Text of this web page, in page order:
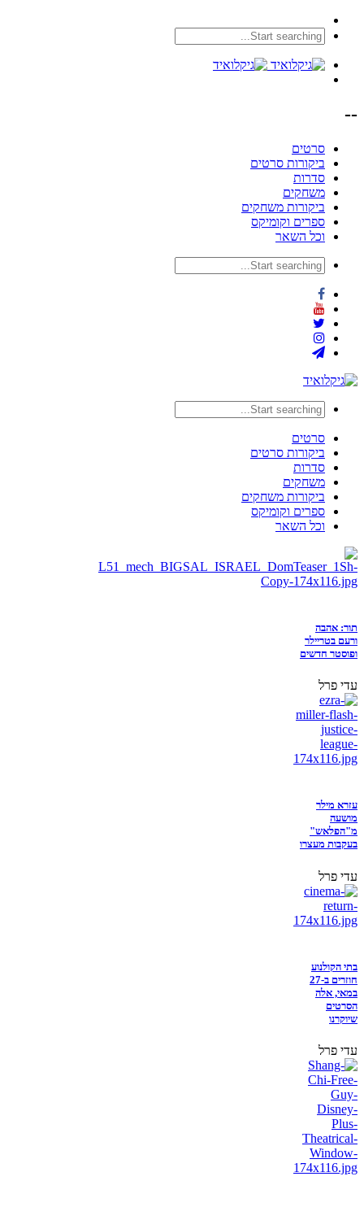
--
סרטים
ביקורות סרטים
סדרות
משחקים
ביקורות משחקים
ספרים וקומיקס
וכל השאר
סרטים
ביקורות סרטים
סדרות
משחקים
ביקורות משחקים
ספרים וקומיקס
וכל השאר
תור: אהבה
ורעם בטריילר
ופוסטר חדשים
עדי פרל
עזרא מילר
מושעה
מ"הפלאש"
בעקבות מעצרו
עדי פרל
בתי הקולנוע
חוזרים ב-27
במאי, אלה
הסרטים
שיוקרנו
עדי פרל